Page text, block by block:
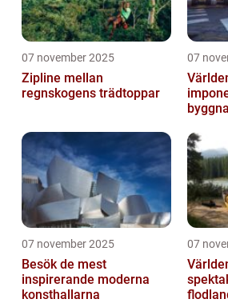
07 november 2025
Zipline mellan
regnskogens trädtoppar
07
07 november 2025
Besök de mest
inspirerande moderna
konsthallarna
07